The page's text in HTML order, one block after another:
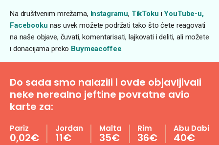
Na društvenim mrežama, Instagramu, TikToku iYouTube-u,
Facebooku nas uvek možete podržati tako što ćete reagovati
na naše objave, čuvati, komentarisati, lajkovati i deliti, ali možete
i donacijama preko Buymeacoffee
Do sada smo nalazili i ovde objavljivali
neke nerealno jeftine povratne avio
karte za:
Pariz
0,02€
Jordan
11€
Malta
35€
Rim
36€
Abu Dabi
40€